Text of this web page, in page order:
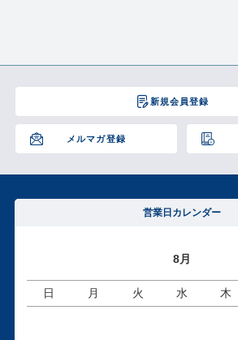
新規会員登録
メルマガ登録
営業日カレンダー
8月
日 月 火 水 木